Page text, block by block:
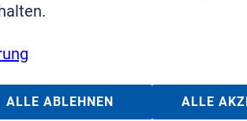
ALLE ABLEHNEN ALLE